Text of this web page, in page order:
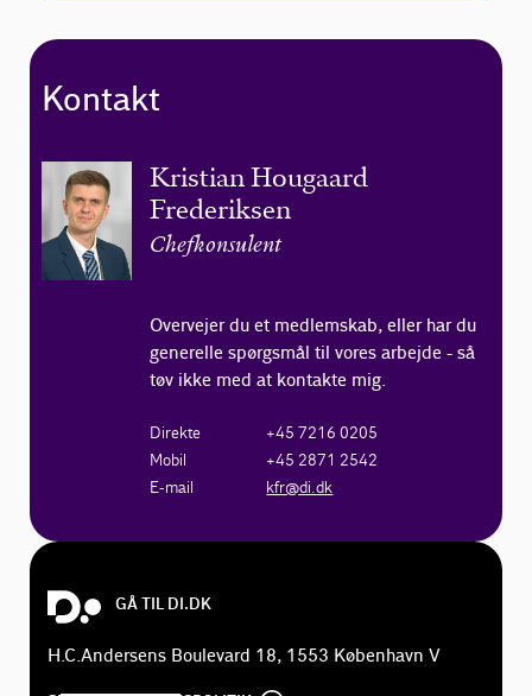
Kontakt
Kristian Hougaard
Frederiksen
Chefkonsulent
Overvejer du et medlemskab, eller har du
generelle spørgsmål til vores arbejde - så
tøv ikke med at kontakte mig.
Direkte
+45 7216 0205
Mobil
+45 2871 2542
E-mail
kfr@di.dk
GÅ TIL DI.DK
H.C.Andersens Boulevard 18, 1553 København V